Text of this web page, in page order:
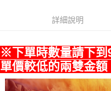
每筆NT$80，滿NT$699(含以上)
詳細說明
※下單時數量請下到
單價較低的兩雙金額